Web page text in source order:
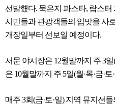
선발헀다. 묵은지 파스타, 랍스
시민들과 관광객들의 입맛을 사
개장일부터 선보일 예정이다.
서문 야시장은 12월말까지 주 3
은 10월말까지 주 5일(월·목·금·
매주 3회(금·토·일) 지역 뮤지션